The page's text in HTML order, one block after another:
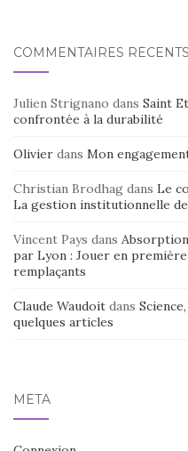
COMMENTAIRES RÉCENTS
Julien Strignano dans Saint
confrontée à la durabilité
Olivier dans Mon
Christian Brodhag dans Le
La gestion institutionnelle de
Vincent Pays dans
par Lyon : Jouer en
remplaçants
Claude Waudoit dans
quelques articles
MÉTA